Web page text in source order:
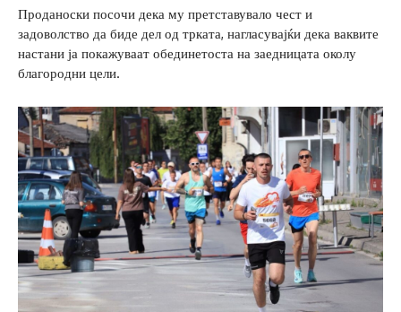
Проданоски посочи дека му претставувало чест и
задоволство да биде дел од трката, нагласувајќи дека ваквите
настани ја покажуваат обединетоста на заедницата околу
благородни цели.